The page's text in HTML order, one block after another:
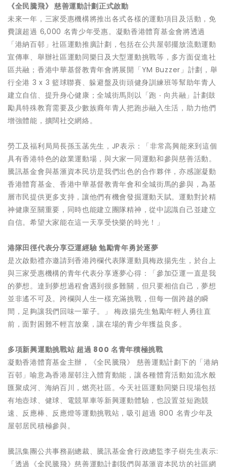
《全民騰飛》 慈善運動計劃正式啟動
未來一年，三家受惠機構將推出各式各樣的運動項目及活動，免
費讓超過 6,000 名青少年受惠。凝動香港體育基金會將透過
「港納百邨」社區運動推廣計劃，包括在公共屋邨擺放流動運動
宣傳車、舉辦社區運動同樂日及大型運動挑戰等，多方面促進社
區共融；香港中華基督教青年會將展開「YM Buzzer」計劃，舉
行全港 3 x 3 籃球聯賽、躲避盤及街頭健身訓練班等幫助年青人
建立自信、提升身心健康；全城街馬則以「跑 ‧ 向共融」計劃鼓
勵具特殊教育需要及少數族裔年青人把跑步融入生活，助力他們
增強體能，擴闊社交網絡。
勞工及福利局局長孫玉菡先生，JP表示：「非常高興能來到這個
具有香港特色的啟業運動場，與大家一同運動和參與慈善活動。
騰訊基金會與基滙資本民坊是我們出色的合作夥伴，亦感謝凝動
香港體育基金、香港中華基督教青年會和全城街馬的參與，為基
層市民提供更多支持，讓他們有機會發掘運動天賦。運動對於精
神健康至關重要，同時也能建立團隊精神，從中認識自己並建立
自信。希望大家能在這一天享受快樂的時光！」
港隊田徑代表分享亞運經驗 勉勵青年勇於逐夢
是次啟動禮亦邀請到香港跨欄代表隊運動員梅政揚先生，於台上
與三家受惠機構的青年代表分享逐夢心得：「參加亞運一直是我
的夢想。達到夢想過程會遇到很多難關，但只要相信自己，夢想
並非遙不可及。跨欄與人生一樣充滿挑戰，但每一個跨越的瞬
間，足夠讓我們回味一輩子。」 梅政揚先生勉勵年輕人勇往直
前，面對困難不輕言放棄，讓在場的青少年獲益良多。
多項新興運動挑戰站 超過 800 名青年積極挑戰
凝動香港體育基金主辦，《全民騰飛》 慈善運動計劃下的「港納
百邨」喻意為香港屋邨注入體育動能，讓各種體育活動如流水般
匯聚成河、海納百川，燃亮社區。今天社區運動同樂日現場包括
有地壺球、健球、電競單車等新興運動體驗，也設置並短跑競
速、反應棒、反應燈等運動挑戰站，吸引超過 800 名青少年及
屋邨居民積極參與。
騰訊集團公共事務副總裁、騰訊基金會行政總監李子樹先生表示:
「透過《全民騰飛》慈善運動計劃我們與基滙資本民坊的社區網